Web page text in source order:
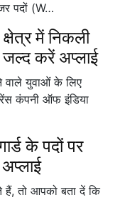
पदों (W…
में निकली
जल्द करें अप्लाई
वाले युवाओं के लिए
कंपनी ऑफ इंडिया
के पदों पर
हैं, तो आपको बता दें कि